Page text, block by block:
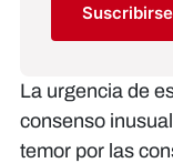
Suscribirse
La urgencia de
consenso
temor por las